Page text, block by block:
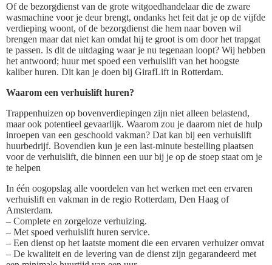
Of de bezorgdienst van de grote witgoedhandelaar die de zware
wasmachine voor je deur brengt, ondanks het feit dat je op de vijfde
verdieping woont, of de bezorgdienst die hem naar boven wil
brengen maar dat niet kan omdat hij te groot is om door het trapgat
te passen. Is dit de uitdaging waar je nu tegenaan loopt? Wij hebben
het antwoord; huur met spoed een verhuislift van het hoogste
kaliber huren. Dit kan je doen bij GirafLift in Rotterdam.
Waarom een verhuislift huren?
Trappenhuizen op bovenverdiepingen zijn niet alleen belastend,
maar ook potentieel gevaarlijk. Waarom zou je daarom niet de hulp
inroepen van een geschoold vakman? Dat kan bij een verhuislift
huurbedrijf. Bovendien kun je een last-minute bestelling plaatsen
voor de verhuislift, die binnen een uur bij je op de stoep staat om je
te helpen
In één oogopslag alle voordelen van het werken met een ervaren
verhuislift en vakman in de regio Rotterdam, Den Haag of
Amsterdam.
– Complete en zorgeloze verhuizing.
– Met spoed verhuislift huren service.
– Een dienst op het laatste moment die een ervaren verhuizer omvat
– De kwaliteit en de levering van de dienst zijn gegarandeerd met